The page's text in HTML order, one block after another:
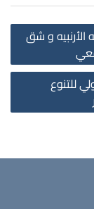
الأرنبيه و شق
للتنوع